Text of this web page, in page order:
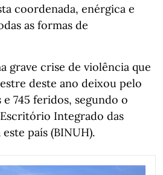
coordenada, enérgica e
as formas de
grave crise de violência que
deste ano deixou pelo
745 feridos, segundo o
Integrado das
país (BINUH).